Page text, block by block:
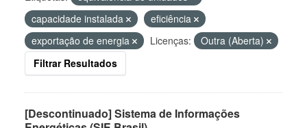
capacidade instalada
eficiência
exportação de energia
Licenças:
Outra (Aberta)
Filtrar Resultados
[Descontinuado] Sistema de Informações